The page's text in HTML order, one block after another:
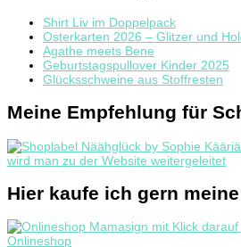
Shirt Liv im Doppelpack
Osterkarten 2026 – Glitzer und
Agathe meets Bene
Geburtstagspullover Kinder 2025
Glücksschweine aus Stoffresten
Meine Empfehlung für
Hier kaufe ich gern